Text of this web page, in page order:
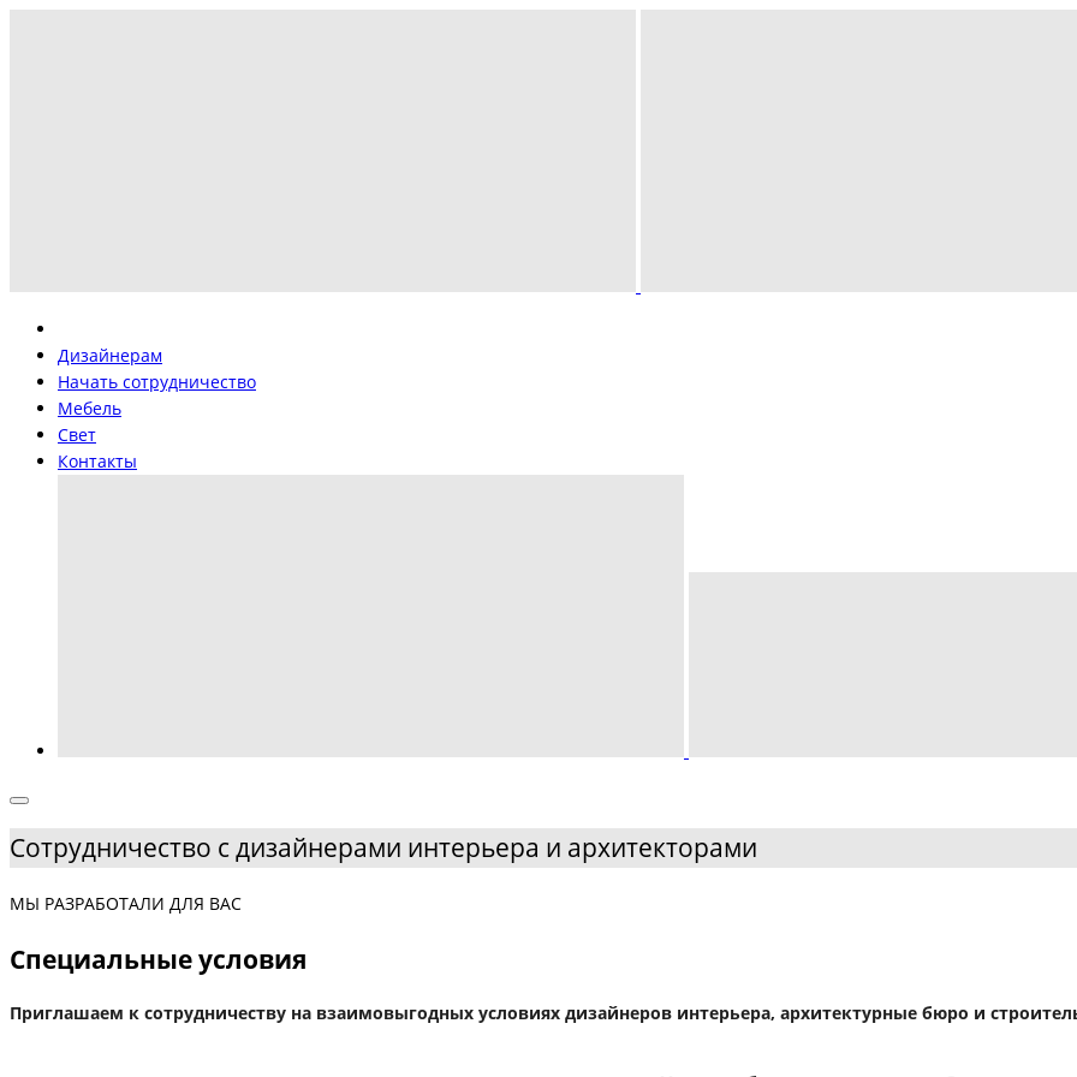
Дизайнерам
Начать сотрудничество
Мебель
Свет
Контакты
Сотрудничество с дизайнерами интерьера и архитекторами
МЫ РАЗРАБОТАЛИ ДЛЯ ВАС
Специальные условия
Приглашаем к сотрудничеству на взаимовыгодных условиях дизайнеров интерьера, архитектурные бюро и